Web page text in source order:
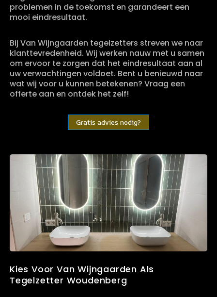
problemen in de toekomst en garandeert een
mooi eindresultaat.
Bij Van Wijngaarden tegelzetters streven we naar
klanttevredenheid. Wij werken nauw met u samen
om ervoor te zorgen dat het eindresultaat aan al
uw verwachtingen voldoet. Bent u benieuwd naar
wat wij voor u kunnen betekenen? Vraag een
offerte aan en ontdek het zelf!
Gratis advies nodig?
Kies Voor Van Wijngaarden Als
Tegelzetter Woudenberg